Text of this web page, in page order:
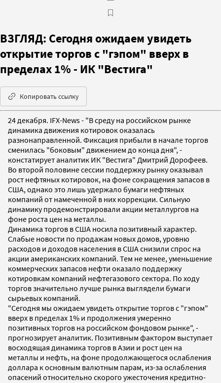
ВЗГЛЯД: Сегодня ожидаем увидеть
открытие торгов с "гэпом" вверх в
пределах 1% - ИК "Вестига"
Копировать ссылку
24 декабря. IFX-News - "В среду на российском рынке
динамика движения котировок оказалась
разнонаправленной. Фиксация прибыли в начале торгов
сменилась "боковым" движением до конца дня", -
констатирует аналитик ИК "Вестига" Дмитрий Дорофеев.
Во второй половине сессии поддержку рынку оказывал
рост нефтяных котировок, на фоне сокращения запасов в
США, однако это лишь удержало бумаги нефтяных
компаний от намеченной в них коррекции. Сильную
динамику продемонстрировали акции металлургов на
фоне роста цен на металлы.
Динамика торгов в США носила позитивный характер.
Слабые новости по продажам новых домов, уровню
расходов и доходов населения в США снизили спрос на
акции американских компаний. Тем не менее, уменьшение
коммерческих запасов нефти оказало поддержку
котировкам компаний нефтегазового сектора. По ходу
торгов значительно лучше рынка выглядели бумаги
сырьевых компаний.
"Сегодня мы ожидаем увидеть открытие торгов с "гэпом"
вверх в пределах 1% и продолжения умеренно
позитивных торгов на российском фондовом рынке", -
прогнозирует аналитик. Позитивным фактором выступает
восходящая динамика торгов в Азии и рост цен на
металлы и нефть, на фоне продолжающегося ослабления
доллара к основным валютным парам, из-за ослабления
опасений относительно скорого ужесточения кредитно-